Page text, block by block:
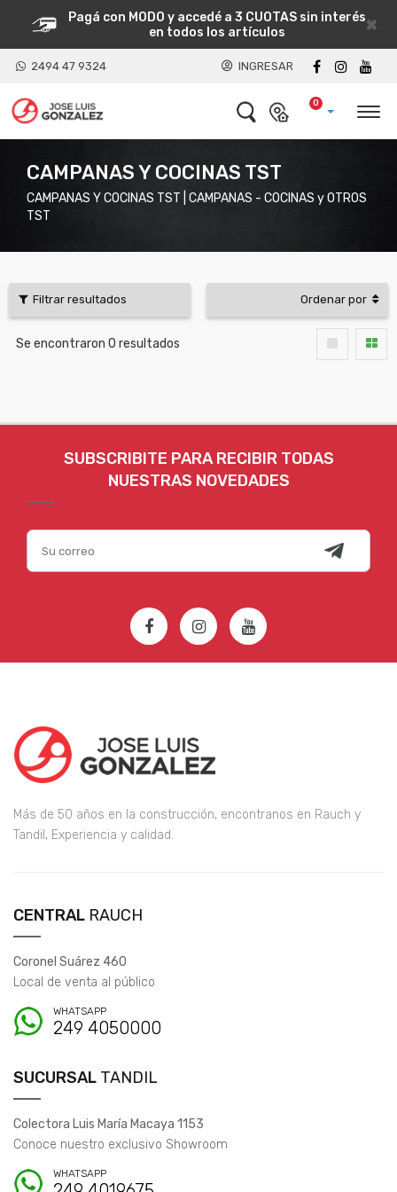
×
Pagá con MODO y accedé a 3 CUOTAS sin interés
en todos los artículos
2494 47 9324 INGRESAR
0
CAMPANAS Y COCINAS TST
CAMPANAS Y COCINAS TST | CAMPANAS - COCINAS y OTROS
TST
Filtrar resultados Ordenar por
Se encontraron 0 resultados
SUBSCRIBITE PARA RECIBIR TODAS
NUESTRAS NOVEDADES
Más de 50 años en la construcción, encontranos en Rauch y
Tandil, Experiencia y calidad.
CENTRAL RAUCH
Coronel Suárez 460
Local de venta al público
WHATSAPP
249 4050000
SUCURSAL TANDIL
Colectora Luis María Macaya 1153
Conoce nuestro exclusivo Showroom
WHATSAPP